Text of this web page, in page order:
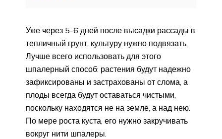
Уже через 5-6 дней после высадки рассады в
тепличный грунт, культуру нужно подвязать.
Лучше всего использовать для этого
шпалерный способ: растения будут надежно
зафиксированы и застрахованы от слома, а
плоды всегда будут оставаться чистыми,
поскольку находятся не на земле, а над нею.
По мере роста куста, его нужно закручивать
вокруг нити шпалеры.